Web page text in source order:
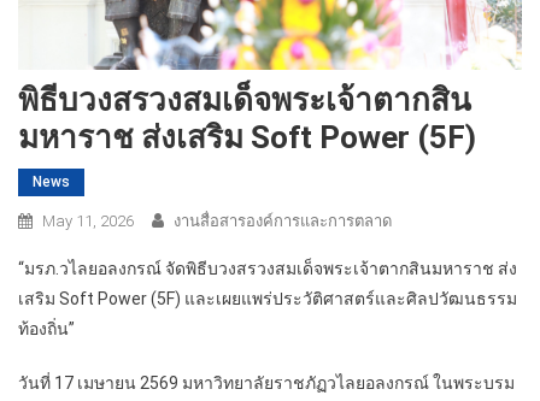
พิธีบวงสรวงสมเด็จพระเจ้าตากสิน
มหาราช ส่งเสริม Soft Power (5F)
News
May 11, 2026 งานสื่อสารองค์การและการตลาด
“มรภ.วไลยอลงกรณ์ จัดพิธีบวงสรวงสมเด็จพระเจ้าตากสินมหาราช ส่ง
เสริม Soft Power (5F) และเผยแพร่ประวัติศาสตร์และศิลปวัฒนธรรม
ท้องถิ่น”
วันที่ 17 เมษายน 2569 มหาวิทยาลัยราชภัฏวไลยอลงกรณ์ ในพระบรม